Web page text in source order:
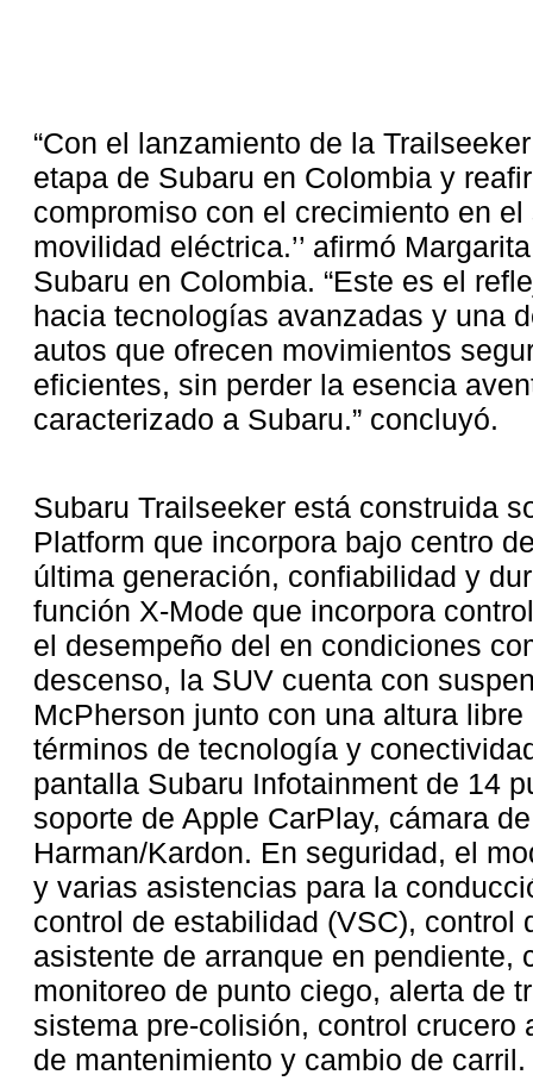
“Con el lanzamiento de la
etapa de Subaru en Colombia y
compromiso con el crecimiento en
movilidad eléctrica.’’ afirmó
Subaru en Colombia. “Este es el
hacia tecnologías avanzadas y una
autos que ofrecen movimientos
eficientes, sin perder la esencia
caracterizado a Subaru.” concluyó.
Subaru Trailseeker está construida
Platform que incorpora bajo centro
última generación, confiabilidad y
función X-Mode que incorpora
el desempeño del en condiciones
descenso, la SUV cuenta con
McPherson junto con una altura
términos de tecnología y
pantalla Subaru Infotainment de 14
soporte de Apple CarPlay, cámara
Harman/Kardon. En seguridad, el
y varias asistencias para la
control de estabilidad (VSC), control
asistente de arranque en pendiente,
monitoreo de punto ciego, alerta de
sistema pre-colisión, control crucero
de mantenimiento y cambio de carril.